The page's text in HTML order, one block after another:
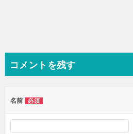
コメントを残す
名前 必須